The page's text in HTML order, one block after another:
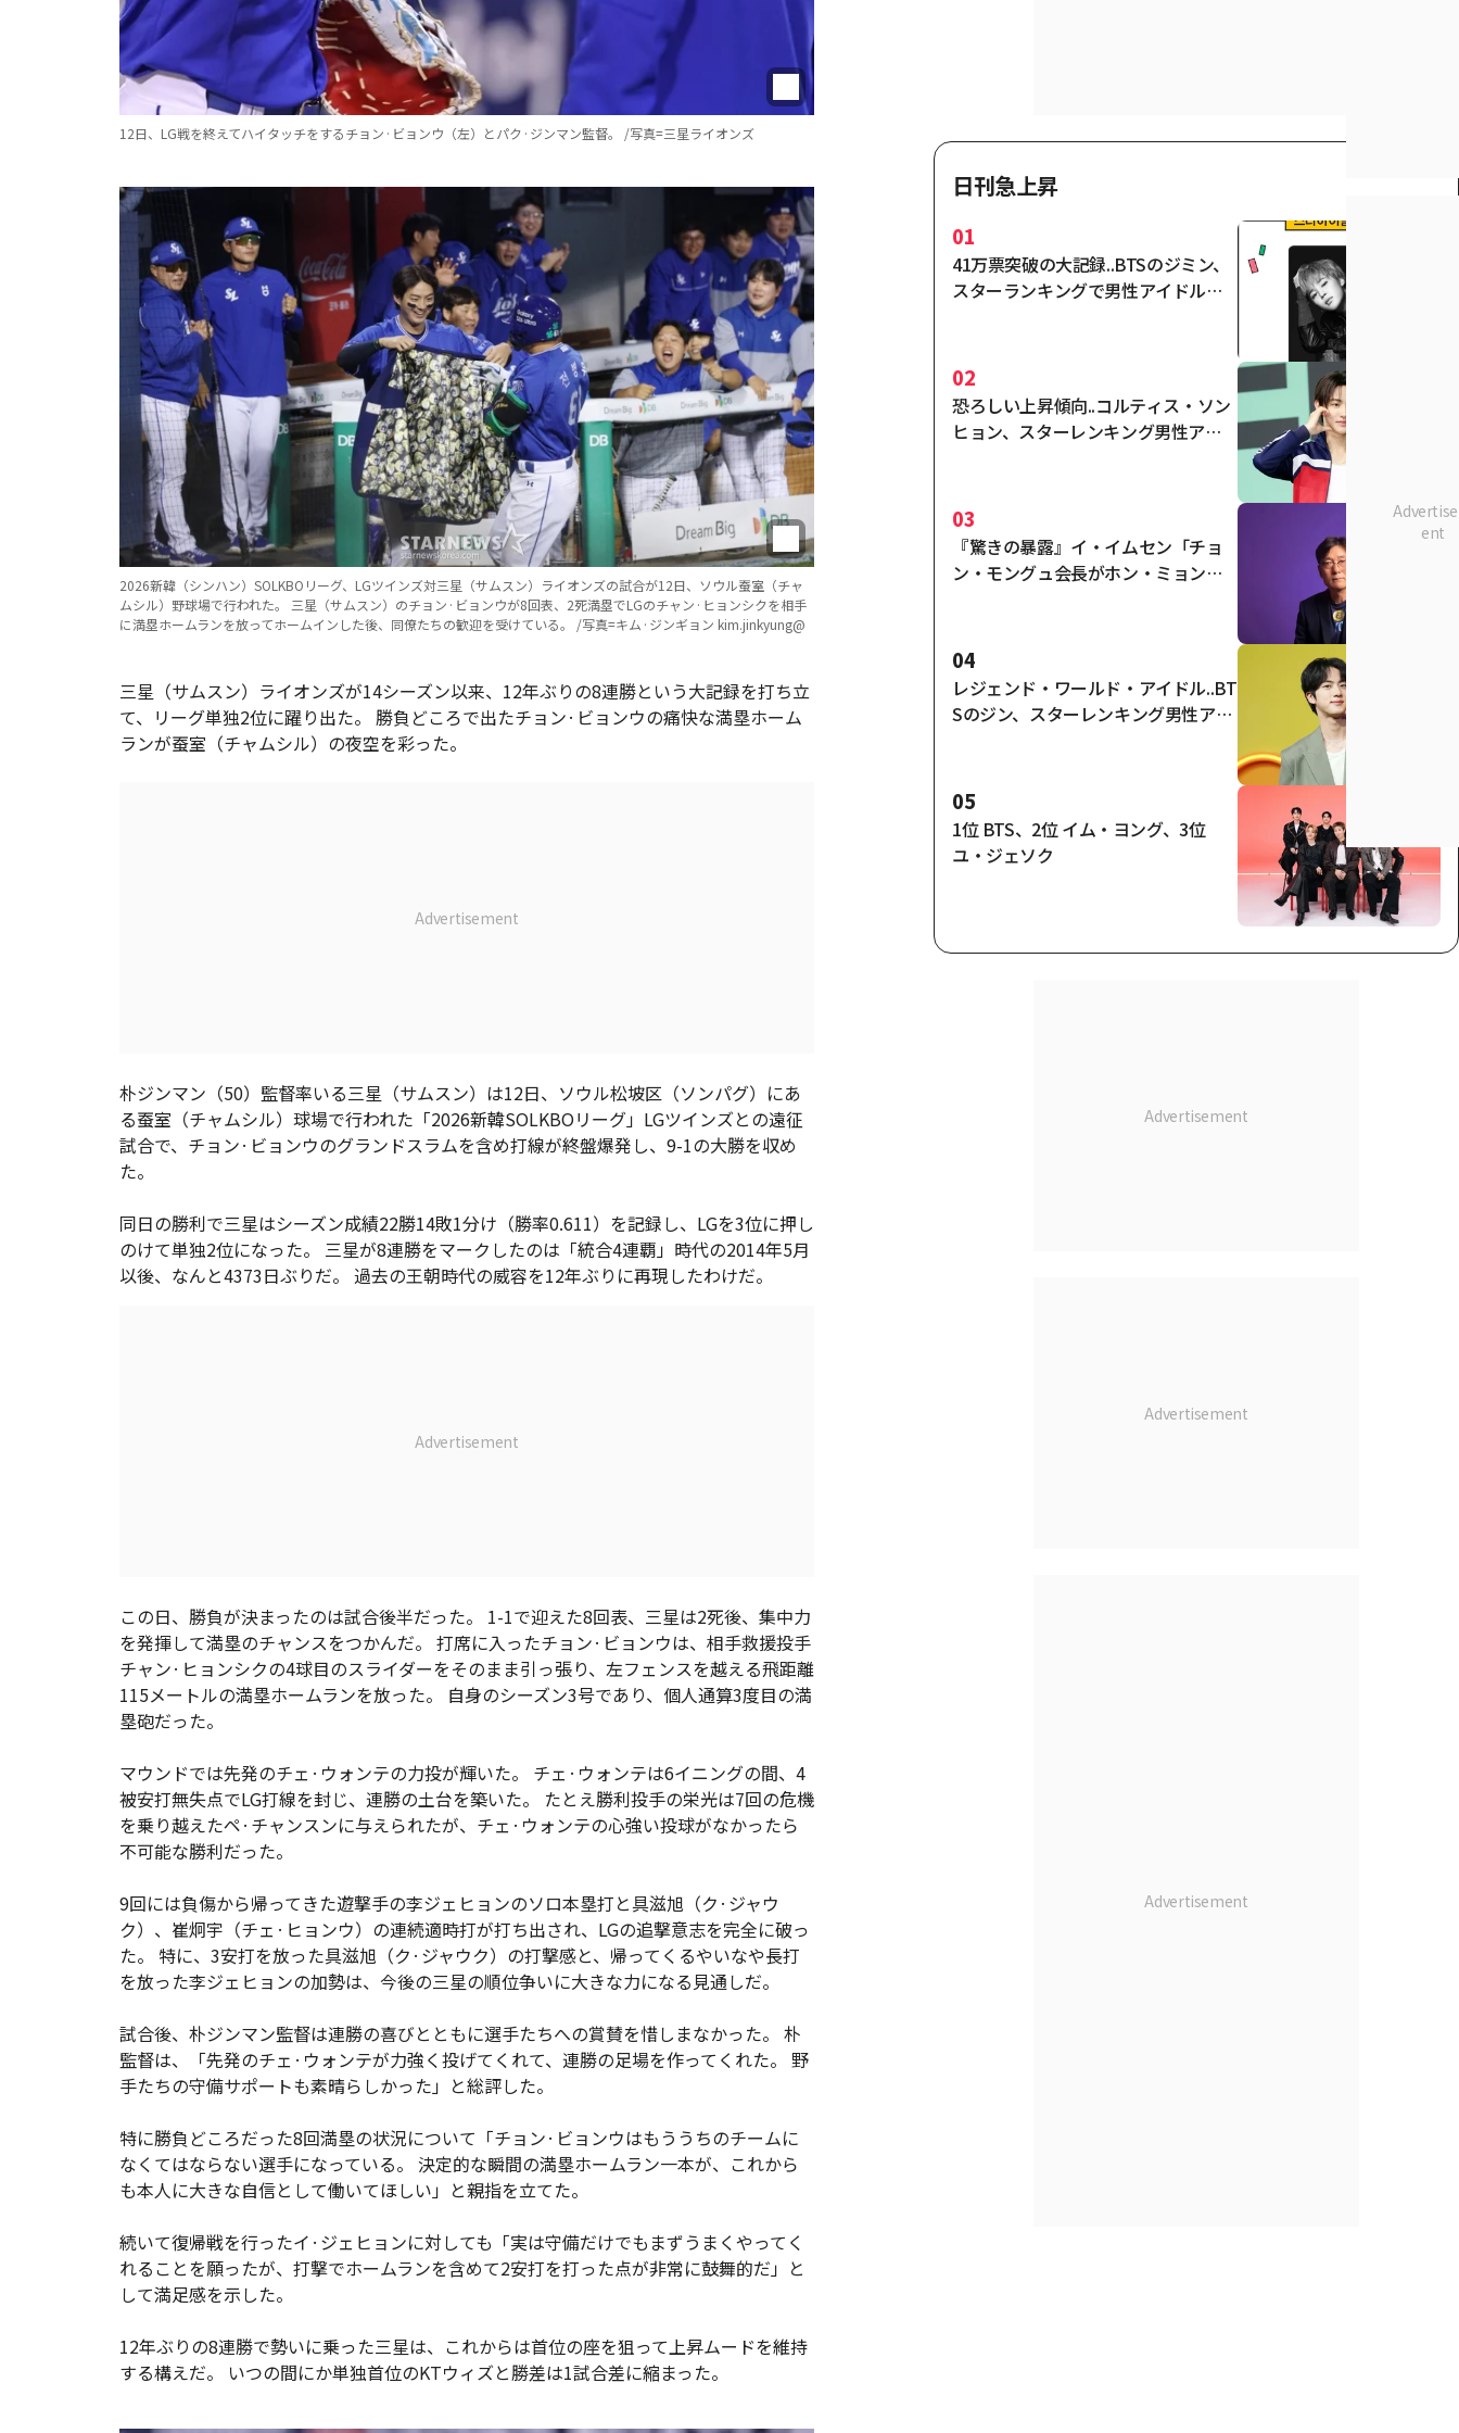
12日、LG戦を終えてハイタッチをするチョン·ビョンウ（左）とパク·ジンマン監督。 /写真=三星ライオンズ
2026新韓（シンハン）SOLKBOリーグ、LGツインズ対三星（サムスン）ライオンズの試合が12日、ソウル蚕室（チャ
ムシル）野球場で行われた。 三星（サムスン）のチョン·ビョンウが8回表、2死満塁でLGのチャン·ヒョンシクを相手
に満塁ホームランを放ってホームインした後、同僚たちの歓迎を受けている。 /写真=キム·ジンギョン kim.jinkyung@
三星（サムスン）ライオンズが14シーズン以来、12年ぶりの8連勝という大記録を打ち立
て、リーグ単独2位に躍り出た。 勝負どころで出たチョン·ビョンウの痛快な満塁ホーム
ランが蚕室（チャムシル）の夜空を彩った。
朴ジンマン（50）監督率いる三星（サムスン）は12日、ソウル松坡区（ソンパグ）にあ
る蚕室（チャムシル）球場で行われた「2026新韓SOLKBOリーグ」LGツインズとの遠征
試合で、チョン·ビョンウのグランドスラムを含め打線が終盤爆発し、9-1の大勝を収め
た。
同日の勝利で三星はシーズン成績22勝14敗1分け（勝率0.611）を記録し、LGを3位に押し
のけて単独2位になった。 三星が8連勝をマークしたのは「統合4連覇」時代の2014年5月
以後、なんと4373日ぶりだ。 過去の王朝時代の威容を12年ぶりに再現したわけだ。
この日、勝負が決まったのは試合後半だった。 1-1で迎えた8回表、三星は2死後、集中力
を発揮して満塁のチャンスをつかんだ。 打席に入ったチョン·ビョンウは、相手救援投手
チャン·ヒョンシクの4球目のスライダーをそのまま引っ張り、左フェンスを越える飛距離
115メートルの満塁ホームランを放った。 自身のシーズン3号であり、個人通算3度目の満
塁砲だった。
マウンドでは先発のチェ·ウォンテの力投が輝いた。 チェ·ウォンテは6イニングの間、4
被安打無失点でLG打線を封じ、連勝の土台を築いた。 たとえ勝利投手の栄光は7回の危機
を乗り越えたペ·チャンスンに与えられたが、チェ·ウォンテの心強い投球がなかったら
不可能な勝利だった。
9回には負傷から帰ってきた遊撃手の李ジェヒョンのソロ本塁打と具滋旭（ク·ジャウ
ク）、崔炯宇（チェ·ヒョンウ）の連続適時打が打ち出され、LGの追撃意志を完全に破っ
た。 特に、3安打を放った具滋旭（ク·ジャウク）の打撃感と、帰ってくるやいなや長打
を放った李ジェヒョンの加勢は、今後の三星の順位争いに大きな力になる見通しだ。
試合後、朴ジンマン監督は連勝の喜びとともに選手たちへの賞賛を惜しまなかった。 朴
監督は、「先発のチェ·ウォンテが力強く投げてくれて、連勝の足場を作ってくれた。 野
手たちの守備サポートも素晴らしかった」と総評した。
特に勝負どころだった8回満塁の状況について「チョン·ビョンウはもううちのチームに
なくてはならない選手になっている。 決定的な瞬間の満塁ホームラン一本が、これから
も本人に大きな自信として働いてほしい」と親指を立てた。
続いて復帰戦を行ったイ·ジェヒョンに対しても「実は守備だけでもまずうまくやってく
れることを願ったが、打撃でホームランを含めて2安打を打った点が非常に鼓舞的だ」と
して満足感を示した。
12年ぶりの8連勝で勢いに乗った三星は、これからは首位の座を狙って上昇ムードを維持
する構えだ。 いつの間にか単独首位のKTウィズと勝差は1試合差に縮まった。
日刊急上昇
01
41万票突破の大記録..BTSのジミン、
スターランキングで男性アイドルの
02
恐ろしい上昇傾向..コルティス・ソン
ヒョン、スターレンキング男性アイ
03
『驚きの暴露』イ・イムセン「チョ
ン・モングュ会長がホン・ミョンボ
04
レジェンド・ワールド・アイドル..BT
Sのジン、スターレンキング男性アイ
05
1位 BTS、2位 イム・ヨング、3位
ユ・ジェソク